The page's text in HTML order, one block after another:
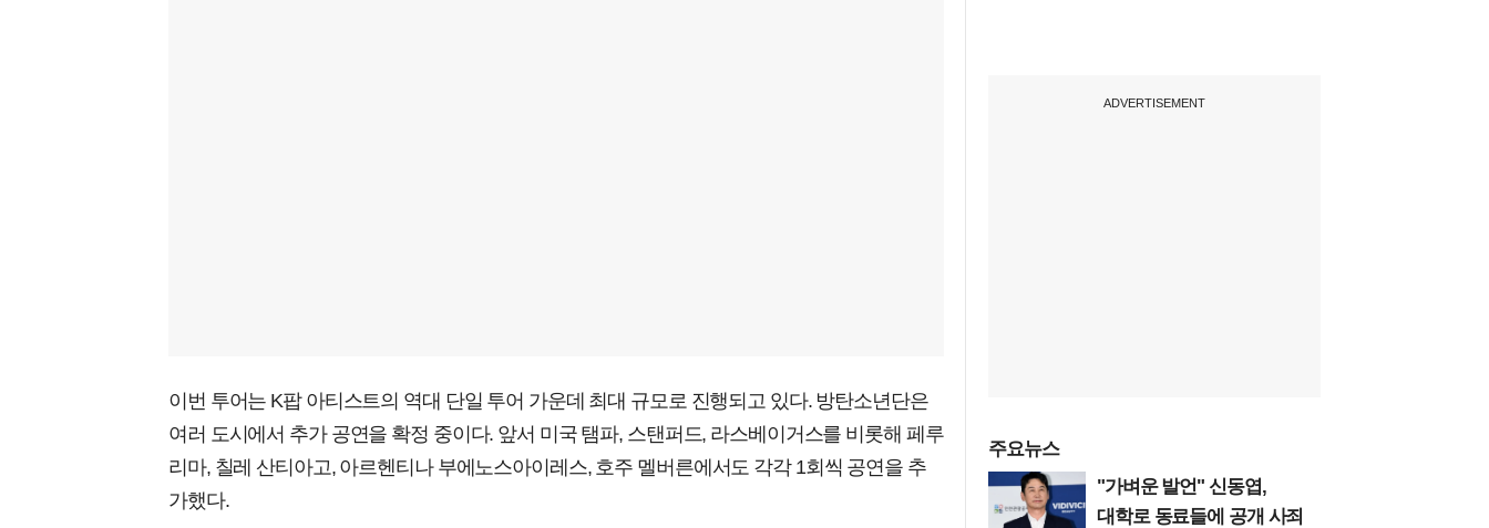
이번 투어는 K팝 아티스트의 역대 단일 투어 가운데 최대 규모로 진행되고 있다. 방탄소년단은
여러 도시에서 추가 공연을 확정 중이다. 앞서 미국 탬파, 스탠퍼드, 라스베이거스를 비롯해 페루
리마, 칠레 산티아고, 아르헨티나 부에노스아이레스, 호주 멜버른에서도 각각 1회씩 공연을 추
가했다.
ADVERTISEMENT
주요뉴스
"가벼운 발언" 신동엽,
대학로 동료들에 공개 사죄